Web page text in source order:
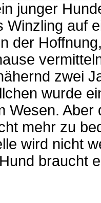
junger
Winzling auf
der
zwei
wurde
Wesen.
mehr zu
wird nicht
braucht